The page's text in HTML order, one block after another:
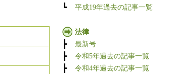
┗ 平成19年過去の記事一覧
法律
┣ 最新号
┣ 令和5年過去の記事一覧
┣ 令和4年過去の記事一覧